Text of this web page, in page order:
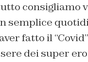
consigliamo
semplice
fatto il
dei super